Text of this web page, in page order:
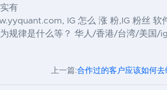
有
IG 怎么 涨 粉,IG 粉丝
规律是什么等？ 华人/香港/台湾/美国/
上一篇:合作过的客户应该如何